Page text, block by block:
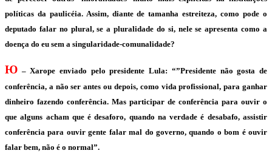
políticas da paulicéia. Assim, diante de tamanha estreiteza, como pode o
deputado falar no plural, se a pluralidade do si, nele se apresenta como a
doença do eu sem a singularidade-comunalidade?
Ю – Xarope enviado pelo presidente Lula: “”Presidente não gosta de
conferência, a não ser antes ou depois, como vida profissional, para ganhar
dinheiro fazendo conferência. Mas participar de conferência para ouvir o
que alguns acham que é desaforo, quando na verdade é desabafo, assistir
conferência para ouvir gente falar mal do governo, quando o bom é ouvir
falar bem, não é o normal”.